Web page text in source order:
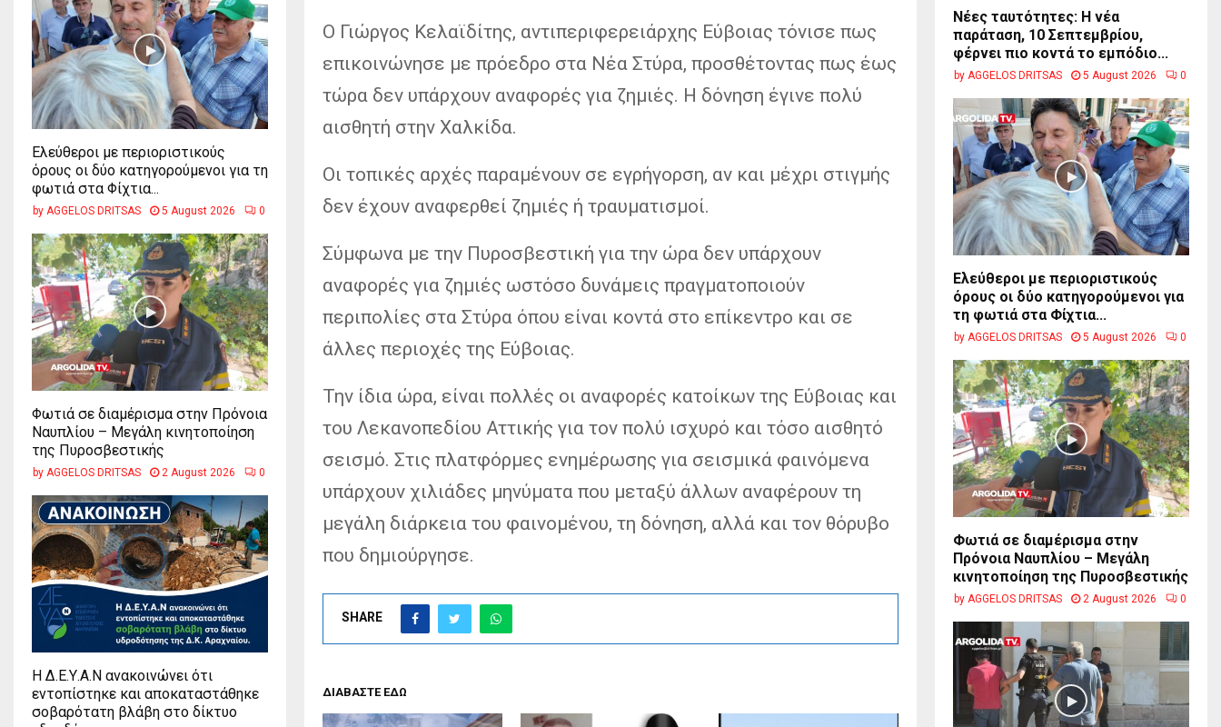
Ο Γιώργος Κελαϊδίτης, αντιπεριφερειάρχης Εύβοιας τόνισε πως
επικοινώνησε με πρόεδρο στα Νέα Στύρα, προσθέτοντας πως έως
τώρα δεν υπάρχουν αναφορές για ζημιές. Η δόνηση έγινε πολύ
αισθητή στην Χαλκίδα.
Οι τοπικές αρχές παραμένουν σε εγρήγορση, αν και μέχρι στιγμής
δεν έχουν αναφερθεί ζημιές ή τραυματισμοί.
Σύμφωνα με την Πυροσβεστική για την ώρα δεν υπάρχουν
αναφορές για ζημιές ωστόσο δυνάμεις πραγματοποιούν
περιπολίες στα Στύρα όπου είναι κοντά στο επίκεντρο και σε
άλλες περιοχές της Εύβοιας.
Την ίδια ώρα, είναι πολλές οι αναφορές κατοίκων της Εύβοιας και
του Λεκανοπεδίου Αττικής για τον πολύ ισχυρό και τόσο αισθητό
σεισμό. Στις πλατφόρμες ενημέρωσης για σεισμικά φαινόμενα
υπάρχουν χιλιάδες μηνύματα που μεταξύ άλλων αναφέρουν τη
μεγάλη διάρκεια του φαινομένου, τη δόνηση, αλλά και τον θόρυβο
που δημιούργησε.
SHARE
ΔΙΑΒΑΣΤΕ ΕΔΩ
Ελεύθεροι με περιοριστικούς
όρους οι δύο κατηγορούμενοι για τη
φωτιά στα Φίχτια...
by AGGELOS DRITSAS 5 August 2026 0
Φωτιά σε διαμέρισμα στην Πρόνοια
Ναυπλίου – Μεγάλη κινητοποίηση
της Πυροσβεστικής
by AGGELOS DRITSAS 2 August 2026 0
Η Δ.Ε.Υ.Α.Ν ανακοινώνει ότι
εντοπίστηκε και αποκαταστάθηκε
σοβαρότατη βλάβη στο δίκτυο
Νέες ταυτότητες: Η νέα
παράταση, 10 Σεπτεμβρίου,
φέρνει πιο κοντά το εμπόδιο...
by AGGELOS DRITSAS 5 August 2026 0
Ελεύθεροι με περιοριστικούς
όρους οι δύο κατηγορούμενοι για
τη φωτιά στα Φίχτια...
by AGGELOS DRITSAS 5 August 2026 0
Φωτιά σε διαμέρισμα στην
Πρόνοια Ναυπλίου – Μεγάλη
κινητοποίηση της Πυροσβεστικής
by AGGELOS DRITSAS 2 August 2026 0